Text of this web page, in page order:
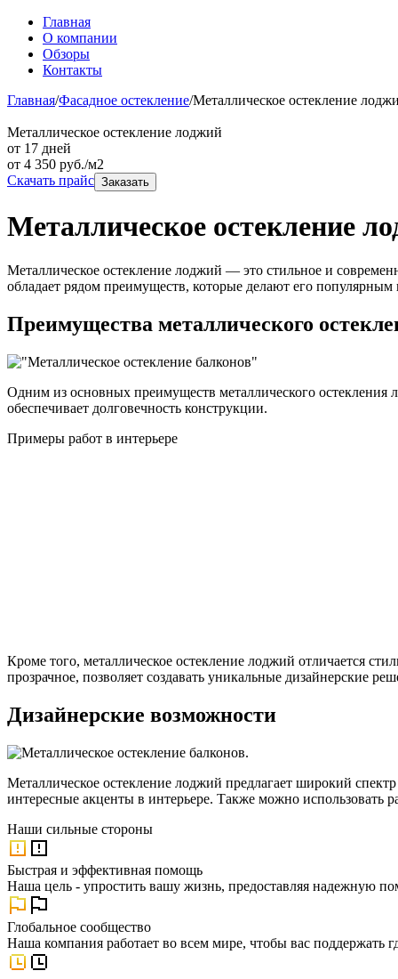
Главная
О компании
Обзоры
Контакты
Главная/Фасадное остекление/Металлическое остекление
Металлическое остекление лоджий
от 17 дней
от 4 350 руб./м2
Скачать прайс Заказать
Металлическое остекление
Металлическое остекление лоджий — это стильное и
обладает рядом преимуществ, которые делают его
Преимущества металлического
Одним из основных преимуществ металлического остекления
обеспечивает долговечность конструкции.
Примеры работ в интерьере
Кроме того, металлическое остекление лоджий отличается
прозрачное, позволяет создавать уникальные дизайнерские
Дизайнерские возможности
Металлическое остекление лоджий предлагает широкий
интересные акценты в интерьере. Также можно использовать
Наши сильные стороны
Быстрая и эффективная помощь
Наша цель - упростить вашу жизнь, предоставляя надежную
Глобальное сообщество
Наша компания работает во всем мире, чтобы вас поддержать